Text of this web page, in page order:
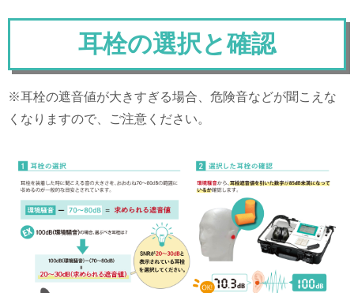
耳栓の選択と確認
※耳栓の遮音値が大きすぎる場合、危険音などが聞こえな
くなりますので、ご注意ください。